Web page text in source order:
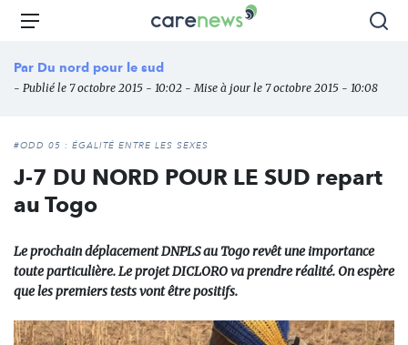
Aller
principal
Carenews,
média
des
l'engagement
Menu
Par Du nord pour le sud
- Publié le 7 octobre 2015 - 10:02 - Mise à jour le 7 octobre 2015 - 10:08
#ODD 05 : ÉGALITÉ ENTRE LES SEXES
J-7 DU NORD POUR LE SUD repart
au Togo
Le prochain déplacement DNPLS au Togo revêt une importance
toute particulière. Le projet DICLORO va prendre réalité. On espère
que les premiers tests vont être positifs.